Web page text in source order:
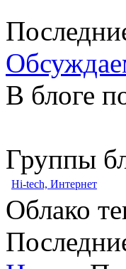
В блоге
Группы
Hi-tech, Интернет
Облако